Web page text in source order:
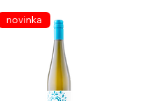
novinka